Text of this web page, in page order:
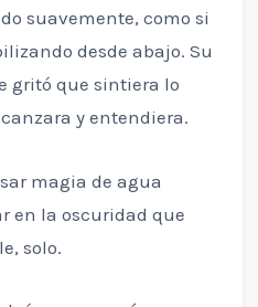
suavemente, como si
desde abajo. Su
gritó que sintiera lo
y entendiera.
magia de agua
en la oscuridad que
solo.